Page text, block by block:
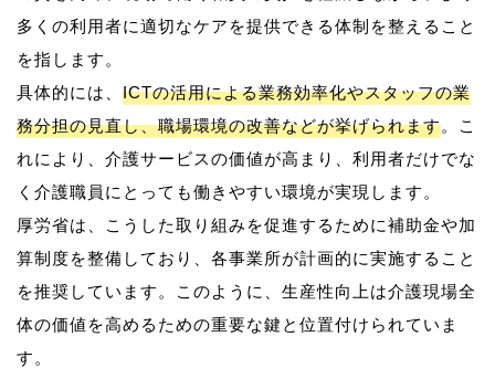
多くの利用者に適切なケアを提供できる体制を整えること
を指します。
具体的には、 ICTの活用による業務効率化やスタッフの業
務分担の見直し、職場環境の改善などが挙げられます。こ
れにより、介護サービスの価値が高まり、利用者だけでな
く介護職員にとっても働きやすい環境が実現します。
厚労省は、こうした取り組みを促進するために補助金や加
算制度を整備しており、各事業所が計画的に実施すること
を推奨しています。このように、生産性向上は介護現場全
体の価値を高めるための重要な鍵と位置付けられていま